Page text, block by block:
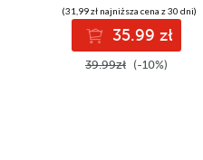
(31,99 zł najniższa cena z 30 dni)
35.99 zł
39.99zł (-10%)